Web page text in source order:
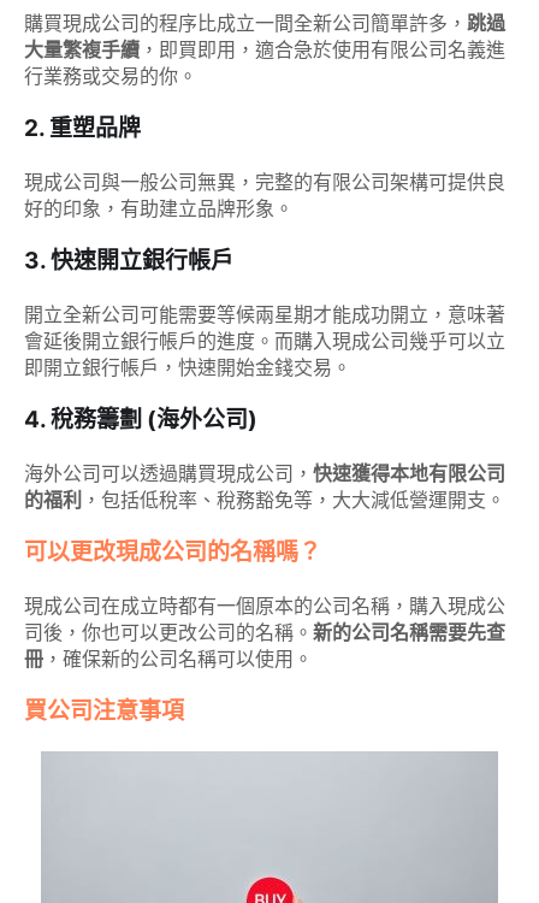
購買現成公司的程序比成立一間全新公司簡單許多， 跳過
大量繁複手續 ，即買即用，適合急於使用有限公司名義進
行業務或交易的你。
2. 重塑品牌
現成公司與一般公司無異，完整的有限公司架構可提供良
好的印象，有助建立品牌形象。
3. 快速開立銀行帳戶
開立全新公司可能需要等候兩星期才能成功開立，意味著
會延後開立銀行帳戶的進度。而購入現成公司幾乎可以立
即開立銀行帳戶，快速開始金錢交易。
4. 稅務籌劃 (海外公司)
海外公司可以透過購買現成公司， 快速獲得本地有限公司
的福利 ，包括低稅率、稅務豁免等，大大減低營運開支。
可以更改現成公司的名稱嗎？
現成公司在成立時都有一個原本的公司名稱，購入現成公
司後，你也可以更改公司的名稱。 新的公司名稱需要先查
冊 ，確保新的公司名稱可以使用。
買公司注意事項